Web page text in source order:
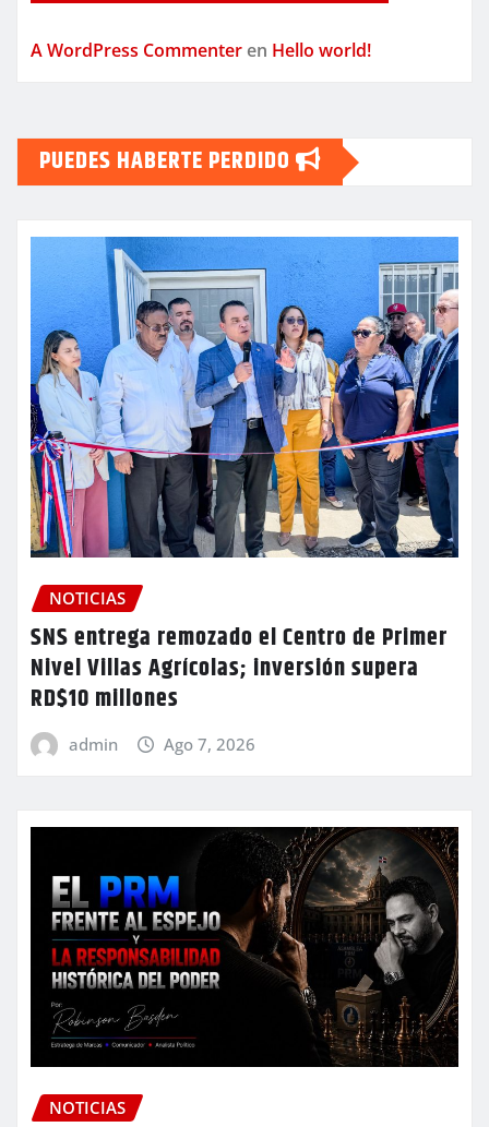
A WordPress Commenter en Hello world!
PUEDES HABERTE PERDIDO
NOTICIAS
SNS entrega remozado el Centro de Primer
Nivel Villas Agrícolas; inversión supera
RD$10 millones
admin Ago 7, 2026
NOTICIAS